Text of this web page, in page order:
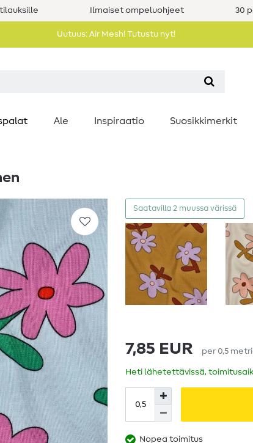
Ilmaiset ompeluohjeet 30
Uutuus: Air Mesh! Tutustu nyt!
Ale Inspiraatio Suosikkimerkit
Saatavilla 2 muussa värissä
7,85 EUR per 0,5
Heti lähetettävissä,
Nopea toimitus